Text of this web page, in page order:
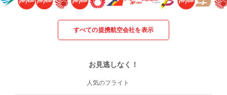
すべての提携航空会社を表示
お見逃しなく！
人気のフライト